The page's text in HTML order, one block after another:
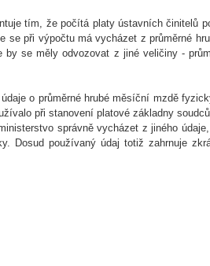
tím, že počítá platy ústavních činitelů
se při výpočtu má vycházet z průměrné
by se měly odvozovat z jiné veličiny -
o průměrné hrubé měsíční mzdě
při stanovení platové základny
správně vycházet z jiného
Dosud používaný údaj totiž zahrnuje